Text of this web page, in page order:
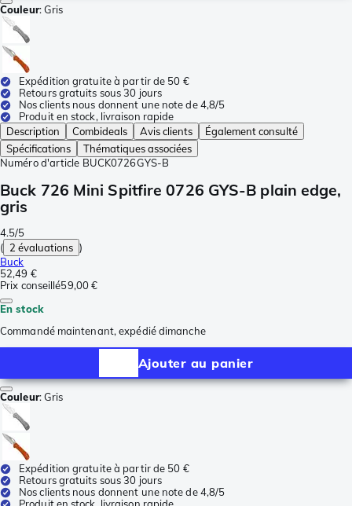
Couleur:Gris
Expédition gratuite à partir de 50 €
Retours gratuits sous 30 jours
Nos clients nous donnent une note de 4,8/5
Produit en stock, livraison rapide
Description
Combideals Avis clients
Également consulté
Spécifications
Thématiques associées
Numéro d'article BUCK0726GYS-B
Buck 726 Mini Spitfire 0726 GYS-B plain edge,
gris
4.5/5
( 2 évaluations )
Buck
52,49 €
Prix conseillé59,00 €
En stock
Commandé maintenant, expédié dimanche
Ajouter au panier
Couleur:Gris
Expédition gratuite à partir de 50 €
Retours gratuits sous 30 jours
Nos clients nous donnent une note de 4,8/5